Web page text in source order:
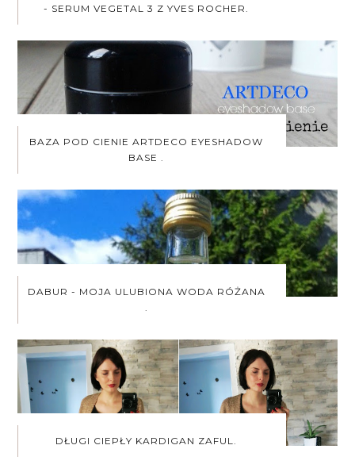
- SERUM VEGETAL 3 Z YVES ROCHER.
BAZA POD CIENIE ARTDECO EYESHADOW
BASE .
DABUR - MOJA ULUBIONA WODA RÓŻANA
DŁUGI CIEPŁY KARDIGAN ZAFUL.